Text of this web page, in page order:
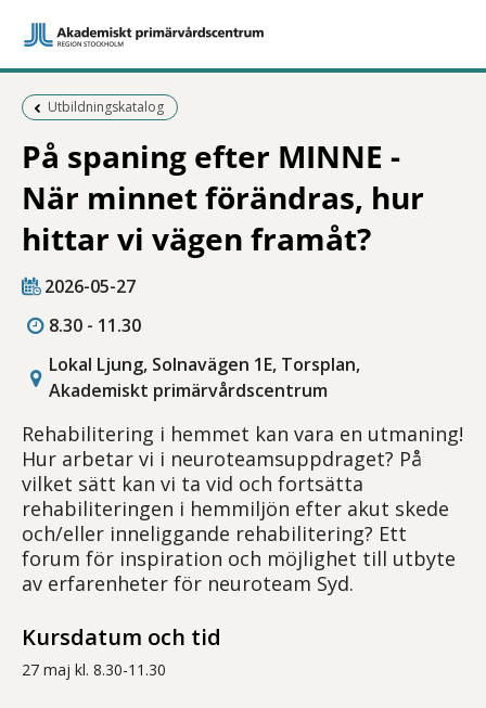
Föregående sida:
Utbildningskatalog
På spaning efter MINNE -
När minnet förändras, hur
hittar vi vägen framåt?
2026-05-27
8.30 - 11.30
Lokal Ljung, Solnavägen 1E, Torsplan,
Akademiskt primärvårdscentrum
Rehabilitering i hemmet kan vara en utmaning!
Hur arbetar vi i neuroteamsuppdraget? På
vilket sätt kan vi ta vid och fortsätta
rehabiliteringen i hemmiljön efter akut skede
och/eller inneliggande rehabilitering? Ett
forum för inspiration och möjlighet till utbyte
av erfarenheter för neuroteam Syd.
Kursdatum och tid
27 maj kl. 8.30-11.30